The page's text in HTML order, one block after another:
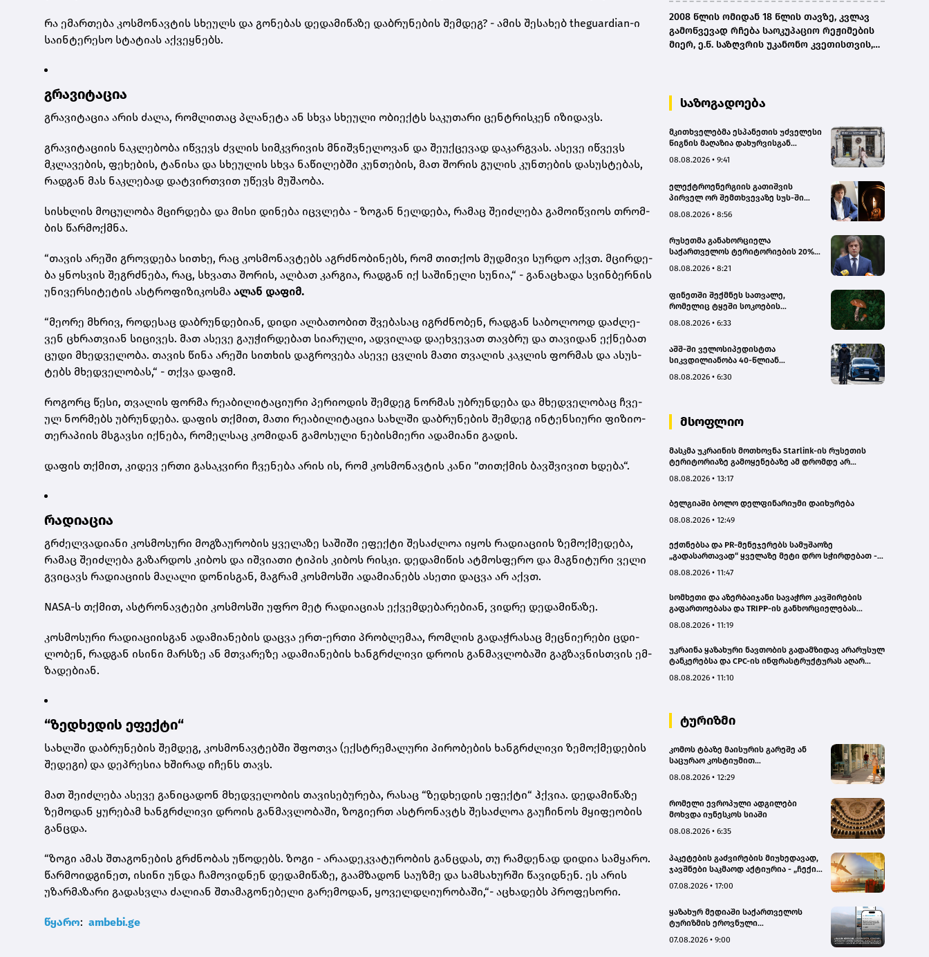
რა ემარ­თე­ბა კოს­მო­ნავ­ტის სხე­ულს და გო­ნე­ბას დე­და­მი­წა­ზე დაბ­რუ­ნე­ბის შემ­დეგ? - ამის შე­სა­ხებ theguardian-ი
სა­ინ­ტე­რე­სო სტა­ტი­ას აქ­ვეყ­ნებს.
გრა­ვი­ტა­ცია
გრა­ვი­ტა­ცია არის ძალა, რომ­ლი­თაც პლა­ნე­ტა ან სხვა სხე­უ­ლი ობი­ექტს სა­კუ­თა­რი ცენ­ტრის­კენ იზი­დავს.
გრა­ვი­ტა­ცი­ის ნაკ­ლე­ბო­ბა იწ­ვევს ძვლის სიმ­კვრი­ვის მნიშ­ვნე­ლო­ვან და შე­უქ­ცე­ვად და­კარ­გვას. ასე­ვე იწ­ვევს
მკლა­ვე­ბის, ფე­ხე­ბის, ტა­ნი­სა და სხე­უ­ლის სხვა ნა­წი­ლებ­ში კუნ­თე­ბის, მათ შო­რის გუ­ლის კუნ­თე­ბის და­სუს­ტე­ბას,
რად­გან მას ნაკ­ლე­ბად დატ­ვირ­თვით უწევს მუ­შა­ო­ბა.
სის­ხლის მო­ცუ­ლო­ბა მცირ­დე­ბა და მისი დი­ნე­ბა იც­ვლე­ბა - ზო­გან ნელ­დე­ბა, რა­მაც შე­იძ­ლე­ბა გა­მო­იწ­ვი­ოს თრომ­
ბის წარ­მოქ­მნა.
“თა­ვის არე­ში გროვ­დე­ბა სი­თხე, რაც კოს­მო­ნავ­ტებს აგ­რძნო­ბი­ნებს, რომ თით­ქოს მუდ­მი­ვი სურ­დო აქვთ. მცირ­დე­
ბა ყნოს­ვის შეგ­რძნე­ბა, რაც, სხვა­თა შო­რის, ალ­ბათ კარ­გია, რად­გან იქ სა­ში­ნე­ლი სუ­ნია,“ - გა­ნა­ცხა­და სვინ­ბერ­ნის
უნი­ვერ­სი­ტე­ტის ას­ტრო­ფი­ზი­კოს­მა ალან და­ფიმ.
“მე­ო­რე მხრივ, რო­დე­საც დაბ­რუნ­დე­ბი­ან, დიდი ალ­ბა­თო­ბით შვე­ბა­საც იგ­რძნო­ბენ, რად­გან სა­ბო­ლო­ოდ დაძ­ლე­
ვენ ცხრათ­ვი­ან სი­ცი­ვეს. მათ ასე­ვე გა­უ­ჭირ­დე­ბათ სი­ა­რუ­ლი, ად­ვი­ლად და­ეხ­ვე­ვათ თავ­ბრუ და თა­ვი­დან ექ­ნე­ბათ
ცუდი მხედ­ვე­ლო­ბა. თა­ვის წინა არე­ში სი­თხის დაგ­რო­ვე­ბა ასე­ვე ცვლის მათი თვა­ლის კაკ­ლის ფორ­მას და ასუს­
ტებს მხედ­ვე­ლო­ბას,“ - თქვა და­ფიმ.
რო­გორც წესი, თვა­ლის ფორ­მა რე­ა­ბი­ლი­ტა­ცი­უ­რი პე­რი­ო­დის შემ­დეგ ნორ­მას უბ­რუნ­დე­ბა და მხედ­ვე­ლო­ბაც ჩვე­
ულ ნორ­მებს უბ­რუნ­დე­ბა. და­ფის თქმით, მათი რე­ა­ბი­ლი­ტა­ცია სახ­ლში დაბ­რუ­ნე­ბის შემ­დეგ ინ­ტენ­სი­უ­რი ფი­ზი­ო­
თე­რა­პი­ის მსგავ­სი იქ­ნე­ბა, რო­მელ­საც კო­მი­დან გა­მო­სუ­ლი ნე­ბის­მი­ე­რი ადა­მი­ა­ნი გა­დის.
და­ფის თქმით, კი­დევ ერთი გა­საკ­ვი­რი ჩვე­ნე­ბა არის ის, რომ კოს­მო­ნავ­ტის კანი "თით­ქმის ბავ­შვი­ვით ხდე­ბა“.
რა­დი­ა­ცია
გრძელ­ვა­დი­ა­ნი კოს­მო­სუ­რი მოგ­ზა­უ­რო­ბის ყვე­ლა­ზე სა­ში­ში ეფექ­ტი შე­საძ­ლოა იყოს რა­დი­ა­ცი­ის ზე­მოქ­მე­დე­ბა,
რა­მაც შე­იძ­ლე­ბა გა­ზარ­დოს კი­ბოს და იშ­ვი­ა­თი ტი­პის კი­ბოს რის­კი. დე­და­მი­წის ატ­მოს­ფე­რო და მაგ­ნი­ტუ­რი ველი
გვი­ცავს რა­დი­ა­ცი­ის მა­ღა­ლი დო­ნის­გან, მაგ­რამ კოს­მოს­ში ადა­მი­ა­ნებს ასე­თი დაც­ვა არ აქვთ.
NASA-ს თქმით, ას­ტრო­ნავ­ტე­ბი კოს­მოს­ში უფრო მეტ რა­დი­ა­ცი­ას ექ­ვემ­დე­ბა­რე­ბი­ან, ვიდ­რე დე­და­მი­წა­ზე.
კოს­მო­სუ­რი რა­დი­ა­ცი­ის­გან ადა­მი­ა­ნე­ბის დაც­ვა ერთ-ერთი პრობ­ლე­მაა, რომ­ლის გა­დაჭ­რა­საც მეც­ნი­ე­რე­ბი ცდი­
ლო­ბენ, რად­გან ისი­ნი მარსზე ან მთვა­რე­ზე ადა­მი­ა­ნე­ბის ხან­გრძლი­ვი დრო­ის გან­მავ­ლო­ბა­ში გაგ­ზავ­ნის­თვის ემ­
ზა­დე­ბი­ან.
“ზედ­ხე­დის ეფექ­ტი“
სახ­ლში დაბ­რუ­ნე­ბის შემ­დეგ, კოს­მო­ნავ­ტებ­ში შფოთ­ვა (ექ­სტრე­მა­ლუ­რი პი­რო­ბე­ბის ხან­გრძლი­ვი ზე­მოქ­მე­დე­ბის
შე­დე­გი) და დეპ­რე­სია ხში­რად იჩენს თავს.
მათ შე­იძ­ლე­ბა ასე­ვე გა­ნი­ცა­დონ მხედ­ვე­ლო­ბის თა­ვი­სე­ბუ­რე­ბა, რა­საც “ზედ­ხე­დის ეფექ­ტი“ ჰქვია. დე­და­მი­წა­ზე
ზე­მო­დან ყუ­რე­ბამ ხან­გრძლი­ვი დრო­ის გან­მავ­ლო­ბა­ში, ზო­გი­ერთ ას­ტრო­ნავტს შე­საძ­ლოა გა­უ­ჩი­ნოს მყი­ფე­ო­ბის
გან­ცდა.
“ზოგი ამას შთა­გო­ნე­ბის გრძნო­ბას უწო­დებს. ზოგი - არა­ა­დეკ­ვა­ტუ­რო­ბის გან­ცდას, თუ რამ­დე­ნად დი­დია სამ­ყა­რო.
წარ­მო­იდ­გი­ნეთ, ისი­ნი უნდა ჩა­მო­ვიდ­ნენ დე­და­მი­წა­ზე, გა­ამ­ზა­დონ სა­უზ­მე და სამ­სა­ხურ­ში წა­ვიდ­ნენ. ეს არის
უზარ­მა­ზა­რი გა­დას­ვლა ძა­ლი­ან შთა­მა­გო­ნე­ბე­ლი გა­რე­მო­დან, ყო­ველ­დღი­უ­რო­ბა­ში,“- აცხა­დებს პრო­ფე­სო­რი.
წყა­რო: ambebi.ge
2008 წლის ომიდან 18 წლის თავზე, კვლავ
გამოწვევად რჩება საოკუპაციო რეჟიმების
მიერ, ე.წ. საზღვრის უკანონო კვეთისთვის,
სახალხო დამცველი
საზოგადოება
მკითხველებმა ესპანეთის უძველესი
წიგნის მაღაზია დახურვისგან
08.08.2026 • 9:41
ელექტროენერგიის გათიშვის
პირველ ორ შემთხვევაზე სუს-ში
გათიშვას ჰქონდა კონკრეტული
სამუშაოები ენგურჰესზე - კობახიძე
08.08.2026 • 8:56
რუსეთმა განახორციელა
საქართველოს ტერიტორიების 20%-
რეჟიმის და „ნაცმოძრაობის“
გადაფარავს ამ დანაშაულს, ეს იყო
დანაშაული ჩვენი სახელმწიფოს
წინაშე - კობახიძე
08.08.2026 • 8:21
ფინეთში შექმნეს სათვალე,
რომელიც ტყეში სოკოების
08.08.2026 • 6:33
აშშ-ში ველოსიპედისტთა
სიკვდილიანობა 40-წლიან
08.08.2026 • 6:30
მსოფლიო
მასკმა უკრაინის მოთხოვნა Starlink-ის რუსეთის
ტერიტორიაზე გამოყენებაზე ამ დრომდე არ
08.08.2026 • 13:17
ბელგიაში ბოლო დელფინარიუმი დაიხურება
08.08.2026 • 12:49
ექთნებსა და PR-მენეჯერებს სამუშაოზე
„გადასართავად“ ყველაზე მეტი დრო სჭირდებათ -
08.08.2026 • 11:47
სომხეთი და აზერბაიჯანი სავაჭრო კავშირების
გაფართოებასა და TRIPP-ის განხორციელებას
08.08.2026 • 11:19
უკრაინა ყაზახური ნავთობის გადამზიდავ არარუსულ
ტანკერებსა და CPC-ის ინფრასტრუქტურას აღარ
08.08.2026 • 11:10
ტურიზმი
კომოს ტბაზე მაისურის გარეშე ან
საცურაო კოსტიუმით
ევრომდე დააჯარიმებენ
08.08.2026 • 12:29
რომელი ევროპული ადგილები
მოხვდა იუნესკოს სიაში
08.08.2026 • 6:35
პაკეტების გაძვირების მიუხედავად,
ჯავშნები საკმაოდ აქტიურია - „ჩექინ
07.08.2026 • 17:00
ყაზახურ მედიაში საქართველოს
ტურიზმის ეროვნული
კამპანიის ფარგლებში სტატიები
07.08.2026 • 9:00